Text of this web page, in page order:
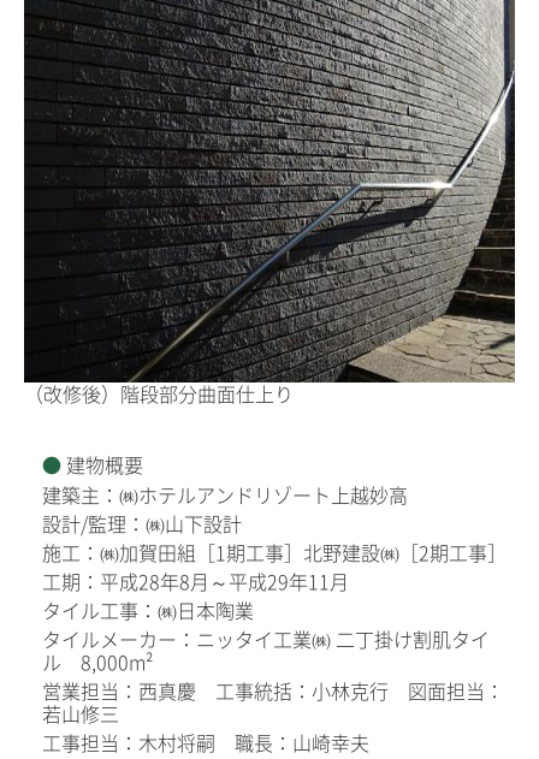
（改修後）階段部分曲面仕上り
建物概要
建築主：㈱ホテルアンドリゾート上越妙高
設計/監理：㈱山下設計
施工：㈱加賀田組［1期工事］北野建設㈱［2期工事］
工期：平成28年8月～平成29年11月
タイル工事：㈱日本陶業
タイルメーカー：ニッタイ工業㈱ 二丁掛け割肌タイ
ル 8,000m²
営業担当：西真慶 工事統括：小林克行 図面担当：
若山修三
工事担当：木村将嗣 職長：山崎幸夫